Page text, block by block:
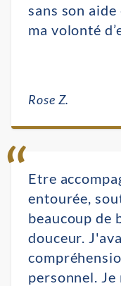
sans son
ma volonté
Rose Z.
Etre
entourée,
beaucoup de
douceur.
personnel. Je